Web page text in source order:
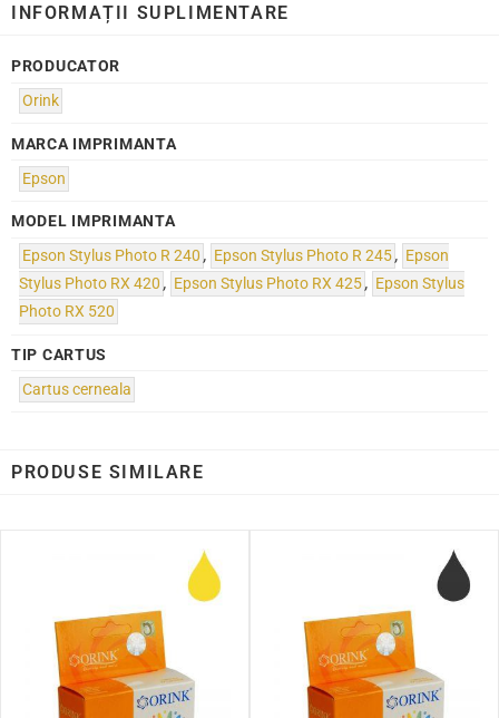
INFORMAȚII SUPLIMENTARE
PRODUCATOR
Orink
MARCA IMPRIMANTA
Epson
MODEL IMPRIMANTA
Epson Stylus Photo R 240 , Epson Stylus Photo R 245, Epson
Stylus Photo RX 420 , Epson Stylus Photo RX 425, Epson Stylus
Photo RX 520
TIP CARTUS
Cartus cerneala
PRODUSE SIMILARE